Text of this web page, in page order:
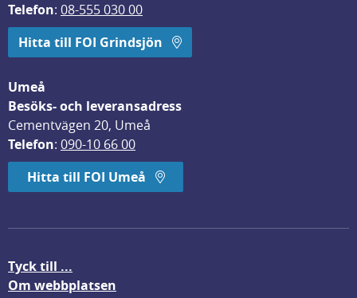
Telefon: 08-555 030 00
Hitta till FOI Grindsjön
Umeå
Besöks- och leveransadress
Cementvägen 20, Umeå
Telefon: 090-10 66 00
Hitta till FOI Umeå
Tyck till ...
Om webbplatsen